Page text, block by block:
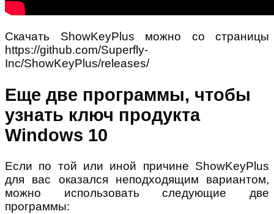
Скачать ShowKeyPlus можно со страницы
https://github.com/Superfly-
Inc/ShowKeyPlus/releases/
Еще две программы, чтобы
узнать ключ продукта
Windows 10
Если по той или иной причине ShowKeyPlus
для вас оказался неподходящим вариантом,
можно использовать следующие две
программы: